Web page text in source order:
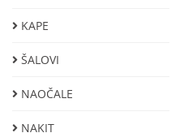
KAPE
ŠALOVI
NAOČALE
NAKIT